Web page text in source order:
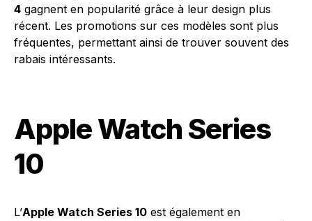
4 gagnent en popularité grâce à leur design plus
récent. Les promotions sur ces modèles sont plus
fréquentes, permettant ainsi de trouver souvent des
rabais intéressants.
Apple Watch Series
10
L’Apple Watch Series 10 est également en